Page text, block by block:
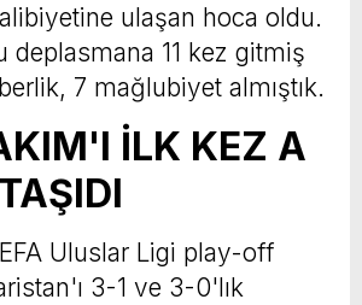
ulaşan hoca oldu.
deplasmana 11 kez gitmiş
7 mağlubiyet almıştık.
İLK KEZ A
Uluslar Ligi play-off
3-1 ve 3-0'lık